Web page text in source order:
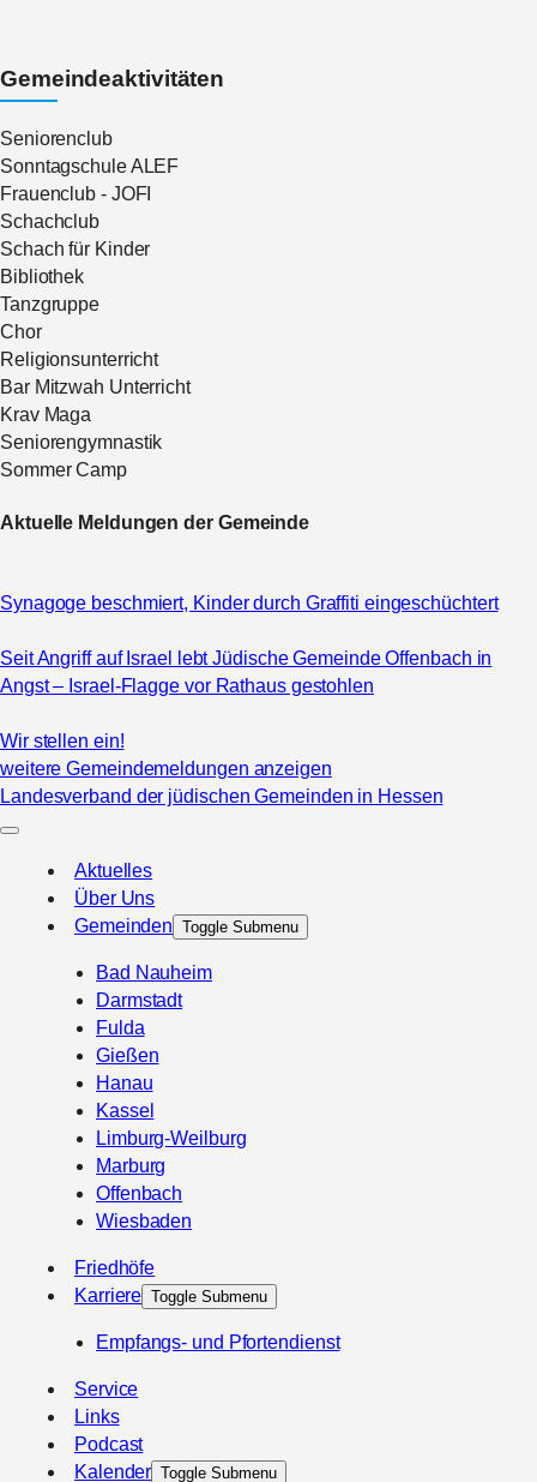
Gemeindeaktivitäten
Seniorenclub
Sonntagschule ALEF
Frauenclub - JOFI
Schachclub
Schach für Kinder
Bibliothek
Tanzgruppe
Chor
Religionsunterricht
Bar Mitzwah Unterricht
Krav Maga
Seniorengymnastik
Sommer Camp
Aktuelle Meldungen der Gemeinde
Synagoge beschmiert, Kinder durch Graffiti eingeschüchtert
Seit Angriff auf Israel lebt Jüdische Gemeinde Offenbach in
Angst – Israel-Flagge vor Rathaus gestohlen
Wir stellen ein!
weitere Gemeindemeldungen anzeigen
Landesverband der jüdischen Gemeinden in Hessen
Aktuelles
Über Uns
Gemeinden
Toggle Submenu
Bad Nauheim
Darmstadt
Fulda
Gießen
Hanau
Kassel
Limburg-Weilburg
Marburg
Offenbach
Wiesbaden
Friedhöfe
Karriere Toggle Submenu
Empfangs- und Pfortendienst
Service
Links
Podcast
Kalender Toggle Submenu